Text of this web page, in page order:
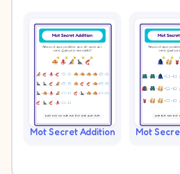
Mot Secret Addition Mot